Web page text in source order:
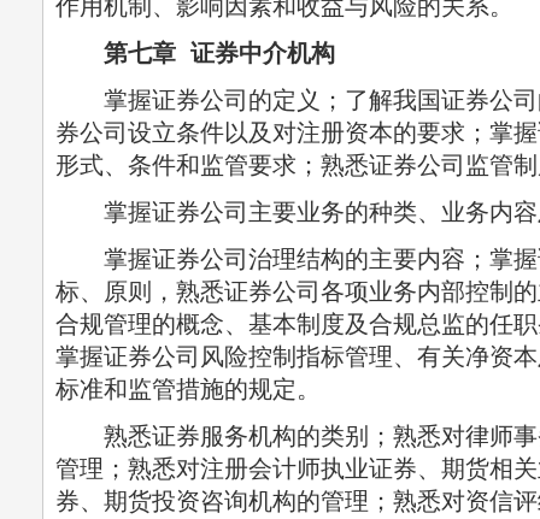
作用机制、影响因素和收益与风险的关系。
第七章 证券中介机构
掌握证券公司的定义；了解我国证券公司
券公司设立条件以及对注册资本的要求；掌
形式、条件和监管要求；熟悉证券公司监管
掌握证券公司主要业务的种类、业务内容
掌握证券公司治理结构的主要内容；掌握
标、原则，熟悉证券公司各项业务内部控制
合规管理的概念、基本制度及合规总监的任
掌握证券公司风险控制指标管理、有关净资
标准和监管措施的规定。
熟悉证券服务机构的类别；熟悉对律师事
管理；熟悉对注册会计师执业证券、期货相
券、期货投资咨询机构的管理；熟悉对资信